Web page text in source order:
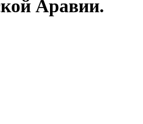
Аравии.